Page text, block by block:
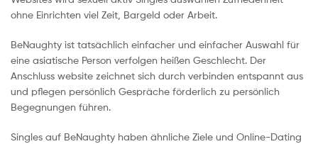
ohne Einrichten viel Zeit, Bargeld oder Arbeit.
BeNaughty ist tatsächlich einfacher und einfacher Auswahl für
eine asiatische Person verfolgen heißen Geschlecht. Der
Anschluss website zeichnet sich durch verbinden entspannt aus
und pflegen persönlich Gespräche förderlich zu persönlich
Begegnungen führen.
Singles auf BeNaughty haben ähnliche Ziele und Online-Dating